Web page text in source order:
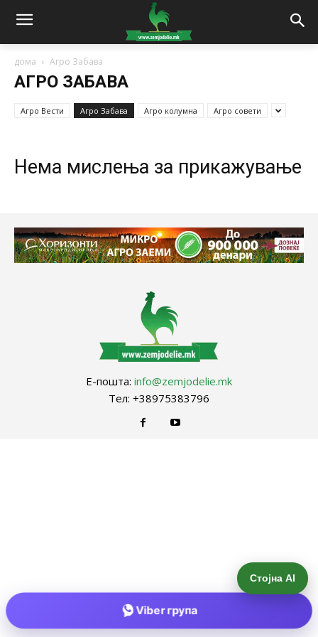
дома Агро Забава
АГРО ЗАБАВА
Агро Вести Агро Забава Агро колумна Агро совети
Нема мислења за прикажување
Е-пошта: info@zemjodelie.mk
Тел: +38975383796
Стојна AI
Viber група